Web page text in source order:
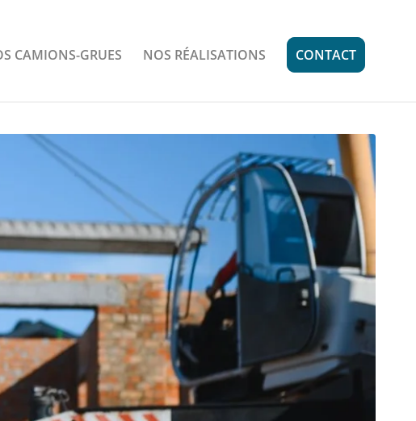
CAMIONS-GRUES NOS RÉALISATIONS CONTACT